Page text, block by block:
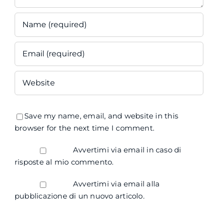
Save my name, email, and website in this
browser for the next time I comment.
Avvertimi via email in caso di
risposte al mio commento.
Avvertimi via email alla
pubblicazione di un nuovo articolo.